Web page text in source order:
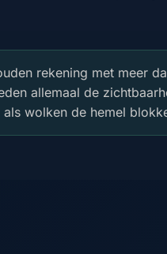
rekening met meer
allemaal de
als wolken de hemel